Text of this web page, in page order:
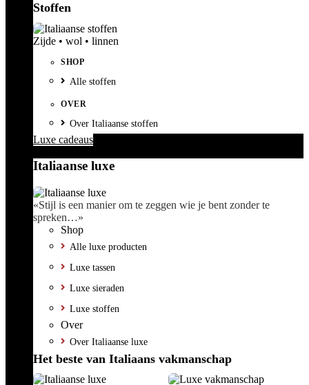
Stoffen
Zijde • wol • linnen
SHOP
Alle stoffen
OVER
Over Italiaanse stoffen
Luxe cadeaus
Italiaanse luxe
«Stijl is een manier om te zeggen wie je bent zonder te
spreken…»
Shop
Alle luxe producten
Luxe tassen
Luxe sieraden
Luxe stoffen
Over
Over Italiaanse luxe
Het beste van Italiaans vakmanschap